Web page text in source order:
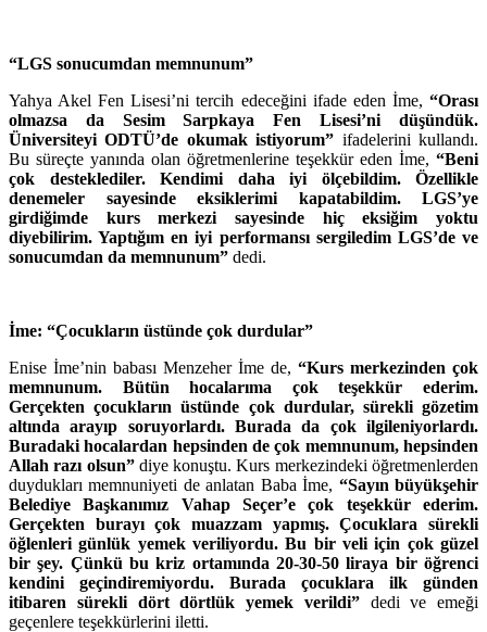
“LGS sonucumdan memnunum”
Yahya Akel Fen Lisesi’ni tercih edeceğini ifade eden İme, “Orası
olmazsa da Sesim Sarpkaya Fen Lisesi’ni düşündük.
Üniversiteyi ODTÜ’de okumak istiyorum” ifadelerini kullandı.
Bu süreçte yanında olan öğretmenlerine teşekkür eden İme, “Beni
çok desteklediler. Kendimi daha iyi ölçebildim. Özellikle
denemeler sayesinde eksiklerimi kapatabildim. LGS’ye
girdiğimde kurs merkezi sayesinde hiç eksiğim yoktu
diyebilirim. Yaptığım en iyi performansı sergiledim LGS’de ve
sonucumdan da memnunum” dedi.
İme: “Çocukların üstünde çok durdular”
Enise İme’nin babası Menzeher İme de, “Kurs merkezinden çok
memnunum. Bütün hocalarıma çok teşekkür ederim.
Gerçekten çocukların üstünde çok durdular, sürekli gözetim
altında arayıp soruyorlardı. Burada da çok ilgileniyorlardı.
Buradaki hocalardan hepsinden de çok memnunum, hepsinden
Allah razı olsun”diye konuştu. Kurs merkezindeki öğretmenlerden
duydukları memnuniyeti de anlatan Baba İme, “Sayın büyükşehir
Belediye Başkanımız Vahap Seçer’e çok teşekkür ederim.
Gerçekten burayı çok muazzam yapmış. Çocuklara sürekli
öğlenleri günlük yemek veriliyordu. Bu bir veli için çok güzel
bir şey. Çünkü bu kriz ortamında 20-30-50 liraya bir öğrenci
kendini geçindiremiyordu. Burada çocuklara ilk günden
itibaren sürekli dört dörtlük yemek verildi”dedi ve emeği
geçenlere teşekkürlerini iletti.